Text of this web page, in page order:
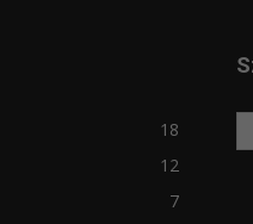
18
12
7